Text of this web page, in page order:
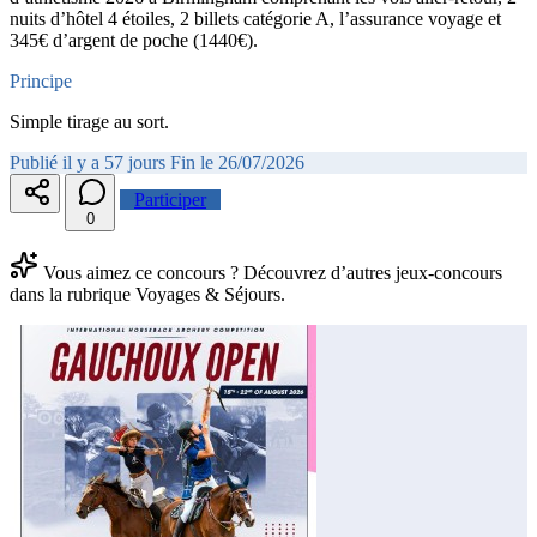
nuits d’hôtel 4 étoiles, 2 billets catégorie A, l’assurance voyage et
345€ d’argent de poche (1440€).
Principe
Simple tirage au sort.
Publié il y a 57 jours Fin le 26/07/2026
0
Participer
Vous aimez ce concours ? Découvrez d’autres jeux-concours
dans la rubrique Voyages & Séjours.